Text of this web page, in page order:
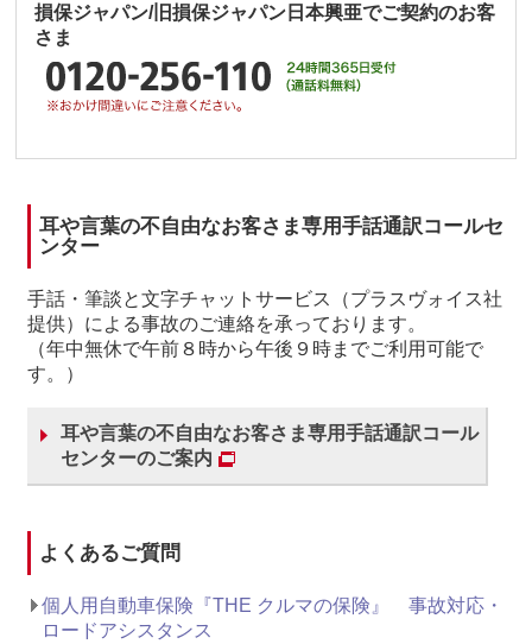
損保ジャパン/旧損保ジャパン日本興亜でご契約のお客
さま
耳や言葉の不自由なお客さま専用手話通訳コールセ
ンター
手話・筆談と文字チャットサービス（プラスヴォイス社
提供）による事故のご連絡を承っております。
（年中無休で午前８時から午後９時までご利用可能で
す。）
耳や言葉の不自由なお客さま専用手話通訳コール
センターのご案内
よくあるご質問
個人用自動車保険『THE クルマの保険』 事故対応・
ロードアシスタンス